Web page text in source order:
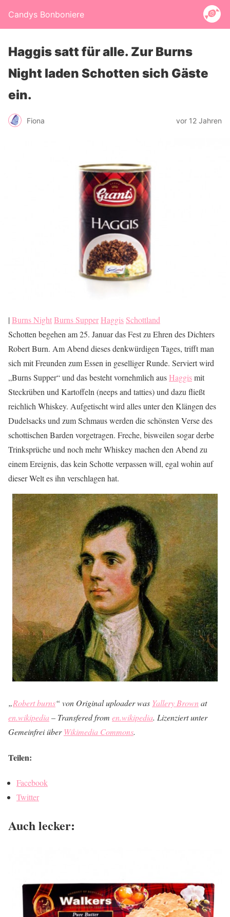
Candys Bonboniere
Haggis satt für alle. Zur Burns
Night laden Schotten sich Gäste
ein.
Fiona vor 12 Jahren
|Burns NightBurns SupperHaggisSchottland
Schotten begehen am 25. Januar das Fest zu Ehren des Dichters
Robert Burn. Am Abend dieses denkwürdigen Tages, trifft man
sich mit Freunden zum Essen in geselliger Runde. Serviert wird
„Burns Supper“ und das besteht vornehmlich ausHaggismit
Steckrüben und Kartoffeln (neeps and tatties) und dazu fließt
reichlich Whiskey. Aufgetischt wird alles unter den Klängen des
Dudelsacks und zum Schmaus werden die schönsten Verse des
schottischen Barden vorgetragen. Freche, bisweilen sogar derbe
Trinksprüche und noch mehr Whiskey machen den Abend zu
einem Ereignis, das kein Schotte verpassen will, egal wohin auf
dieser Welt es ihn verschlagen hat.
„Robert burns“ von Original uploader was Yallery Brownat
en.wikipedia– Transfered from en.wikipedia. Lizenziert unter
Gemeinfrei überWikimedia Commons.
Teilen:
Facebook
Twitter
Auch lecker: